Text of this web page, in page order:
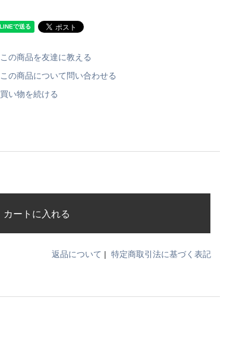
この商品を友達に教える
この商品について問い合わせる
買い物を続ける
カートに入れる
返品について | 特定商取引法に基づく表記